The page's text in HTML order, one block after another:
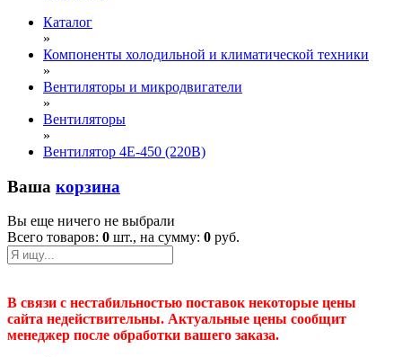
Каталог
»
Компоненты холодильной и климатической техники
»
Вентиляторы и микродвигатели
»
Вентиляторы
»
Вентилятор 4E-450 (220В)
Ваша корзина
Вы еще ничего не выбрали
Всего товаров: 0 шт., на сумму: 0 руб.
В связи с нестабильностью поставок некоторые цены
сайта недействительны. Актуальные цены сообщит
менеджер после обработки вашего заказа.